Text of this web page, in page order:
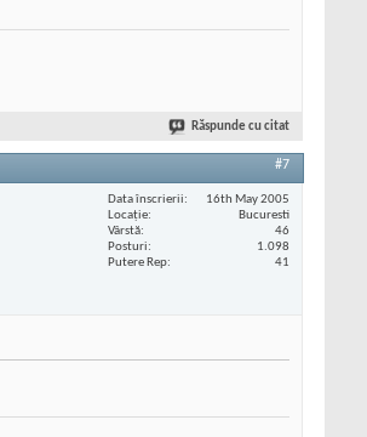
Răspunde cu citat
#7
Data înscrierii
16th May 2005
Locaţie
Bucuresti
Vârstă
46
Posturi
1.098
Putere Rep
41